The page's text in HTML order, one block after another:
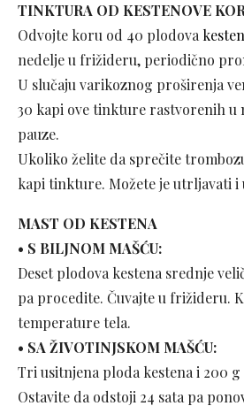
TINKTURA OD KESTENOVE
Odvojte koru od 40 plodova
nedelje u frižideru, periodično
U slučaju varikoznog proširenja
30 kapi ove tinkture rastvorenih u
pauze.
Ukoliko želite da sprečite
kapi tinkture. Možete je utrljavati
MAST OD KESTENA
• S BILJNOM MAŠĆU:
Deset plodova kestena srednje
pa procedite. Čuvajte u frižideru.
temperature tela.
• SA ŽIVOTINJSKOM MAŠĆU:
Tri usitnjena ploda kestena i 200
Ostavite da odstoji 24 sata pa